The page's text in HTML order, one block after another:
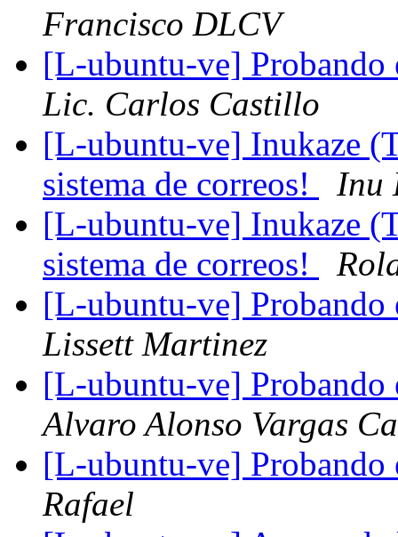
Francisco DLCV
[L-ubuntu-ve] Probando
Lic. Carlos Castillo
[L-ubuntu-ve] Inukaze
sistema de correos!
Inu
[L-ubuntu-ve] Inukaze
sistema de correos!
[L-ubuntu-ve] Probando
Lissett Martinez
[L-ubuntu-ve] Probando
Alvaro Alonso Vargas
[L-ubuntu-ve] Probando
Rafael